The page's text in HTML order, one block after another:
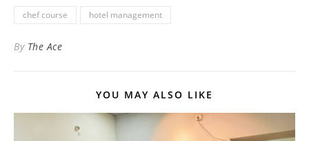
chef course hotel management
By The Ace
YOU MAY ALSO LIKE